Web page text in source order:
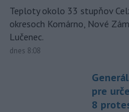
Teploty okolo 33 stupňov
okresoch Komárno, Nové
Lučenec.
dnes 8:08
pre
8